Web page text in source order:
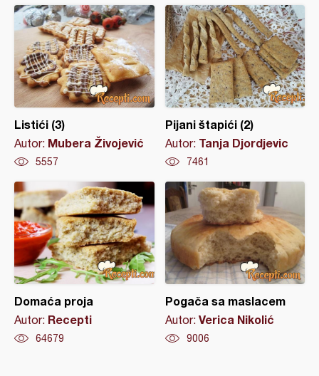
Listići (3)
Autor: Mubera Živojević
5557
Pijani štapići (2)
Autor: Tanja Djordjevic
7461
Domaća proja
Autor: Recepti
64679
Pogača sa maslacem
Autor: Verica Nikolić
9006